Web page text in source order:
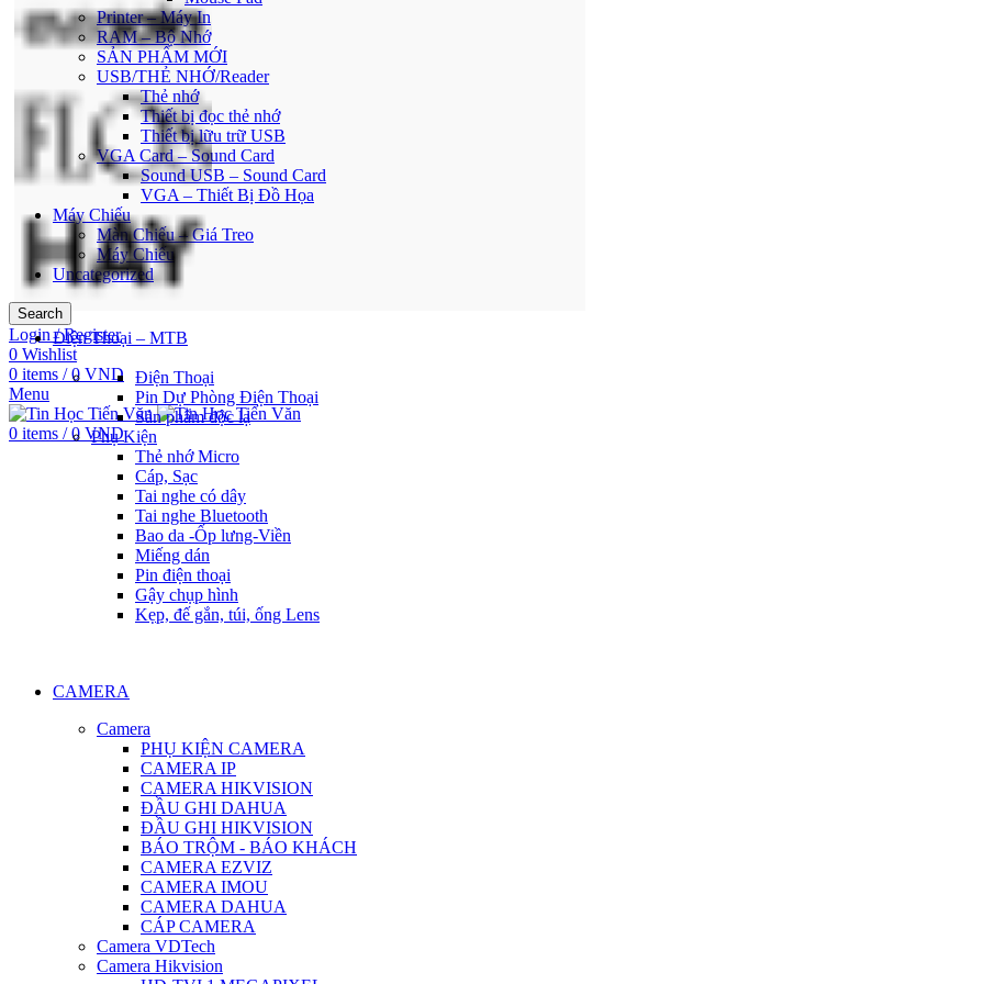
Printer – Máy In
RAM – Bộ Nhớ
SẢN PHẨM MỚI
USB/THẺ NHỚ/Reader
Thẻ nhớ
Thiết bị đọc thẻ nhớ
Thiết bị lữu trữ USB
VGA Card – Sound Card
Sound USB – Sound Card
VGA – Thiết Bị Đồ Họa
Máy Chiếu
Màn Chiếu – Giá Treo
Máy Chiếu
Uncategorized
Search
Login / Register
0 Wishlist
0 items / 0 VND
Menu
0 items / 0 VND
Điện Thoại – MTB
Điện Thoại
Pin Dự Phòng Điện Thoại
Sản phẩm độc lạ
Phụ Kiện
Thẻ nhớ Micro
Cáp, Sạc
Tai nghe có dây
Tai nghe Bluetooth
Bao da -Ốp lưng-Viền
Miếng dán
Pin điện thoại
Gậy chụp hình
Kẹp, đế gắn, túi, ống Lens
CAMERA
Camera
PHỤ KIỆN CAMERA
CAMERA IP
CAMERA HIKVISION
ĐẦU GHI DAHUA
ĐẦU GHI HIKVISION
BÁO TRỘM - BÁO KHÁCH
CAMERA EZVIZ
CAMERA IMOU
CAMERA DAHUA
CÁP CAMERA
Camera VDTech
Camera Hikvision